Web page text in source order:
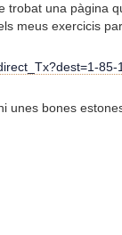
trobat una pàgina
meus exercicis
85-
unes bones